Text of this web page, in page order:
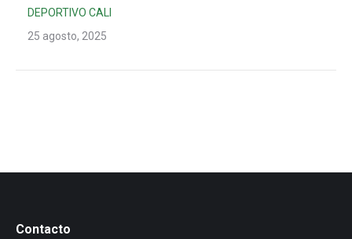
DEPORTIVO CALI
25 agosto, 2025
Contacto